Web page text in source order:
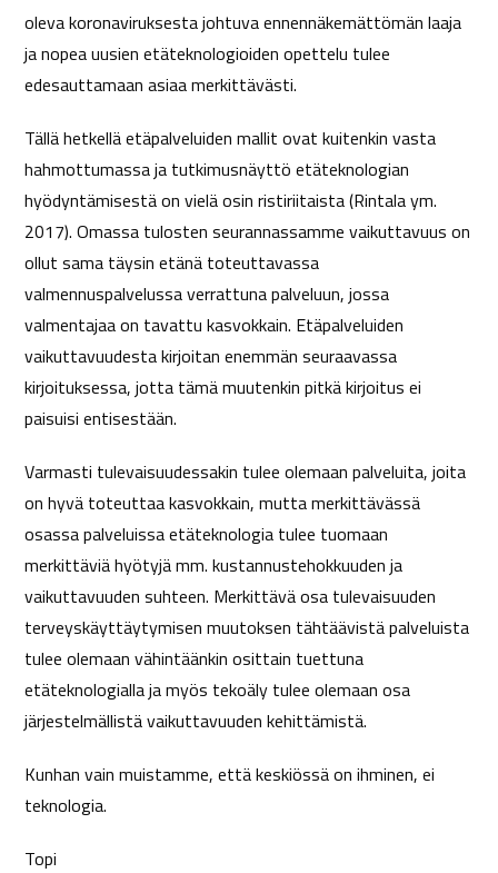
oleva koronaviruksesta johtuva ennennäkemättömän laaja
ja nopea uusien etäteknologioiden opettelu tulee
edesauttamaan asiaa merkittävästi.
Tällä hetkellä etäpalveluiden mallit ovat kuitenkin vasta
hahmottumassa ja tutkimusnäyttö etäteknologian
hyödyntämisestä on vielä osin ristiriitaista (Rintala ym.
2017). Omassa tulosten seurannassamme vaikuttavuus on
ollut sama täysin etänä toteuttavassa
valmennuspalvelussa verrattuna palveluun, jossa
valmentajaa on tavattu kasvokkain. Etäpalveluiden
vaikuttavuudesta kirjoitan enemmän seuraavassa
kirjoituksessa, jotta tämä muutenkin pitkä kirjoitus ei
paisuisi entisestään.
Varmasti tulevaisuudessakin tulee olemaan palveluita, joita
on hyvä toteuttaa kasvokkain, mutta merkittävässä
osassa palveluissa etäteknologia tulee tuomaan
merkittäviä hyötyjä mm. kustannustehokkuuden ja
vaikuttavuuden suhteen. Merkittävä osa tulevaisuuden
terveyskäyttäytymisen muutoksen tähtäävistä palveluista
tulee olemaan vähintäänkin osittain tuettuna
etäteknologialla ja myös tekoäly tulee olemaan osa
järjestelmällistä vaikuttavuuden kehittämistä.
Kunhan vain muistamme, että keskiössä on ihminen, ei
teknologia.
Topi